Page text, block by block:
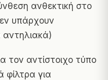
ανθεκτική στο
υπάρχουν
τον αντίστοιχο τύπο
φίλτρα για